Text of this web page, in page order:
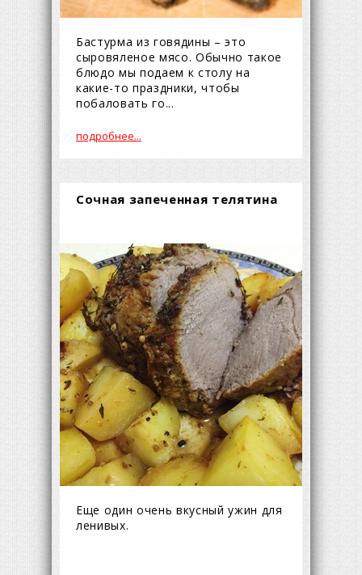
Бастурма из говядины – это
сыровяленое мясо. Обычно такое
блюдо мы подаем к столу на
какие-то праздники, чтобы
побаловать го...
подробнее...
Сочная запеченная телятина
Еще один очень вкусный ужин для
ленивых.